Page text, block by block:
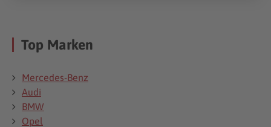
Top Marken
Mercedes-Benz
Audi
BMW
Opel